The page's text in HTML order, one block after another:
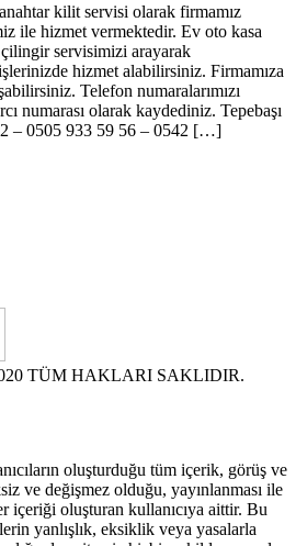
kilit servisi olarak firmamız
ile hizmet vermektedir. Ev oto kasa
servisimizi arayarak
hizmet alabilirsiniz. Firmamıza
Telefon numaralarımızı
numarası olarak kaydediniz. Tepebaşı
– 0505 933 59 56 – 0542 […]
TÜM HAKLARI SAKLIDIR.
oluşturduğu tüm içerik, görüş ve
ve değişmez olduğu, yayınlanması ile
oluşturan kullanıcıya aittir. Bu
yanlışlık, eksiklik veya yasalarla